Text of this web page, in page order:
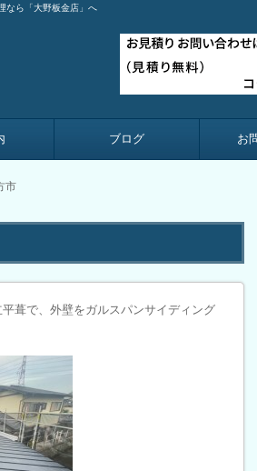
なら「大野板金店」へ
ブログ お
市
葺で、外壁をガルスパンサイディング